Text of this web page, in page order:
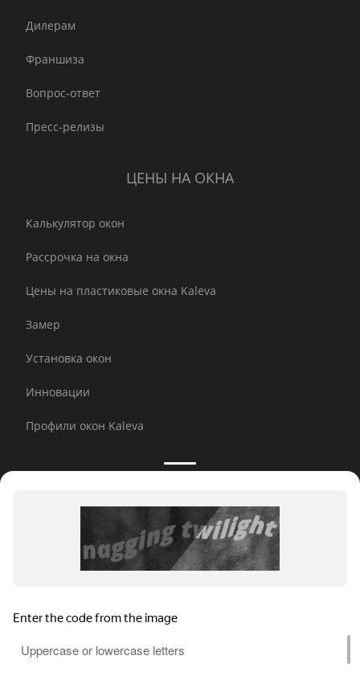
Дилерам
Франшиза
Вопрос-ответ
Пресс-релизы
ЦЕНЫ НА ОКНА
Калькулятор окон
Рассрочка на окна
Цены на пластиковые окна Kaleva
Замер
Установка окон
Инновации
Профили окон Kaleva
Принимаем к оплате:
E-mail рассылка